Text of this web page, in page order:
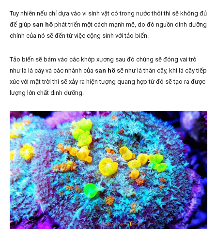
Tuy nhiên nếu chỉ dựa vào vi sinh vật có trong nước thôi thì sẽ không đủ
để giúp san hô phát triển một cách mạnh mẽ, do đó nguồn dinh dưỡng
chính của nó sẽ đến từ việc cộng sinh với tảo biển.
Tảo biển sẽ bám vào các khớp xương sau đó chúng sẽ đóng vai trò
như là lá cây và các nhánh của san hô sẽ như là thân cây, khi lá cây tiếp
xúc với mặt trời thì sẽ xảy ra hiện tượng quang hợp từ đó sẽ tạo ra được
lượng lớn chất dinh dưỡng.